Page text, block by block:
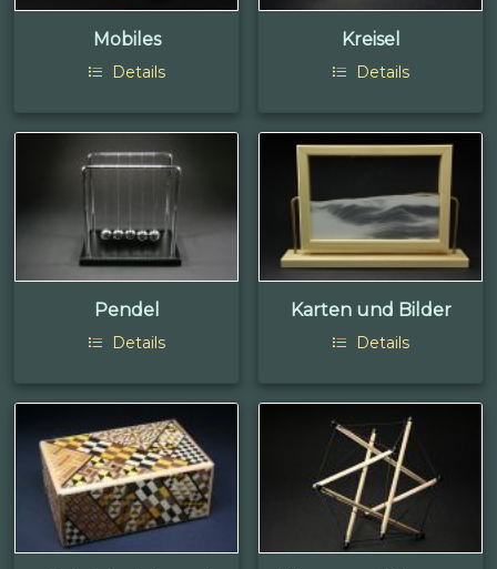
Mobiles
Details
Kreisel
Details
Pendel
Details
Karten und Bilder
Details